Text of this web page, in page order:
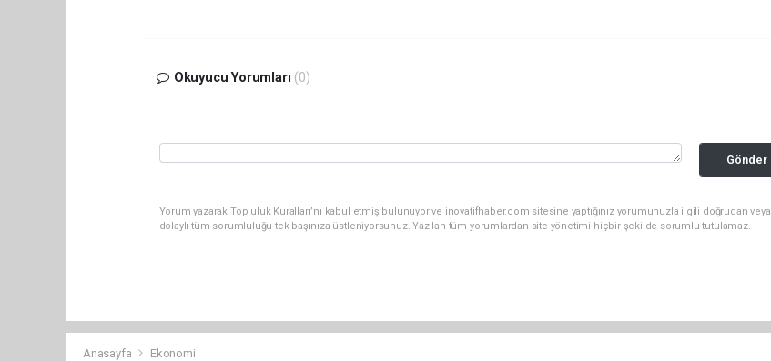
Okuyucu Yorumları (0)
Gönder
Yorum yazarak Topluluk Kuralları’nı kabul etmiş bulunuyor ve inovatifhaber.com sitesine yaptığınız yorumunuzla ilgili doğrudan veya
dolaylı tüm sorumluluğu tek başınıza üstleniyorsunuz. Yazılan tüm yorumlardan site yönetimi hiçbir şekilde sorumlu tutulamaz.
Anasayfa Ekonomi